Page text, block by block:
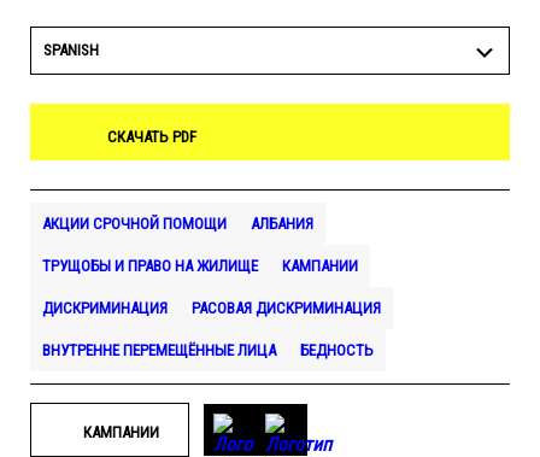
SPANISH
СКАЧАТЬ PDF
АКЦИИ СРОЧНОЙ ПОМОЩИ АЛБАНИЯ
ТРУЩОБЫ И ПРАВО НА ЖИЛИЩЕ КАМПАНИИ
ДИСКРИМИНАЦИЯ РАСОВАЯ ДИСКРИМИНАЦИЯ
ВНУТРЕННЕ ПЕРЕМЕЩЁННЫЕ ЛИЦА БЕДНОСТЬ
КАМПАНИИ